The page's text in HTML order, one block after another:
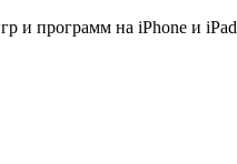
и программ на iPhone и iPad